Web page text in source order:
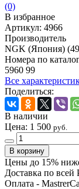
(0)
В избранное
Артикул: 4966
Производитель
NGK (Япония)
Номера по
5960 99
Все
Поделиться:
В наличии
Цена: 1 500 руб.
Цены до 15%
Доставка по всей
Оплата -